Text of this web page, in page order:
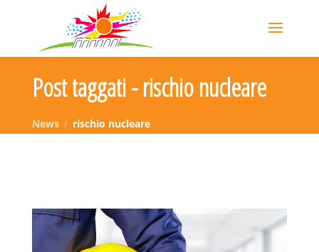
Post taggati - rischio nucleare
News rischio nucleare